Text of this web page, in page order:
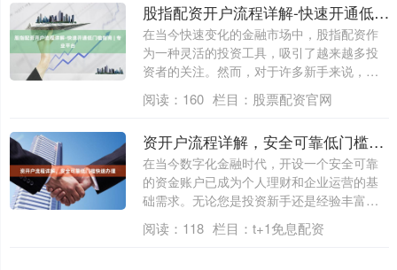
股指配资开户流程详解-快速开通低门槛指南 | 专业平台
在当今快速变化的金融市场中，股指配资作
为一种灵活的投资工具，吸引了越来越多投
资者的关注。然而，对于许多新手来说，开
户流程....
阅读： 160 栏目： 股票配资官网
资开户流程详解，安全可靠低门槛快速办理
在当今数字化金融时代，开设一个安全可靠
的资金账户已成为个人理财和企业运营的基
础需求。无论您是投资新手还是经验丰富的
理财者....
阅读： 118 栏目： t+1免息配资